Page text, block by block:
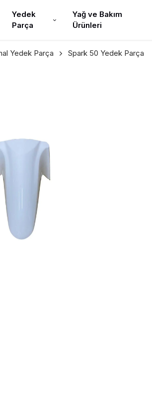
Yedek
Parça
Yağ ve Bakım
Ürünleri
Yedek Parça Spark 50 Yedek Parça